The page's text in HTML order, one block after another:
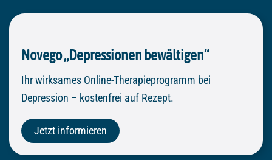
Novego „Depressionen bewältigen“
Ihr wirksames Online-Therapieprogramm bei
Depression – kostenfrei auf Rezept.
Jetzt informieren